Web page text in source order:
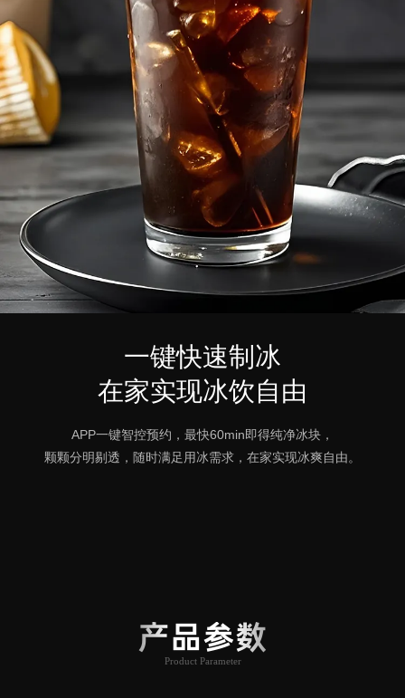
一键快速制冰
在家实现冰饮自由
APP一键智控预约，最快60min即得纯净冰块，
颗颗分明剔透，随时满足用冰需求，在家实现冰爽自由。
产品参数
Product Parameter